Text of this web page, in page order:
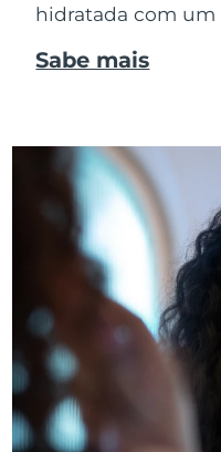
hidratada com um
Sabe mais